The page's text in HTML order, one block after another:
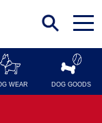
t
o
g
n
WEAR DOG GOODS